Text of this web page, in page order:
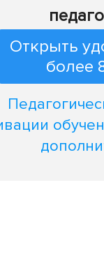
Открыть
более